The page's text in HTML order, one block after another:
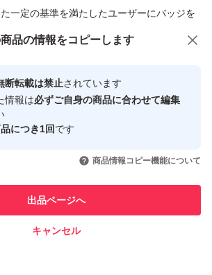
一定の基準を満たしたユーザーにバッジを
心・安全なユーザーです
引を完了させた実績があります
での取引実績があります
品の情報をコピーします
断転載は禁止されています
情報は必ずご自身の商品に合わせて編集
につき1回です
商品情報コピー機能について
出品ページへ
キャンセル
人にオススメ